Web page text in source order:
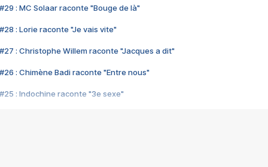
#29 : MC Solaar raconte "Bouge de là"
#28 : Lorie raconte "Je vais vite"
#27 : Christophe Willem raconte "Jacques a dit"
#26 : Chimène Badi raconte "Entre nous"
#25 : Indochine raconte "3e sexe"